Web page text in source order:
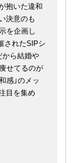
抱いた違和
決意のも
を企画し
されたSIPシ
から結婚や
せてるのが
感」のメッ
目を集め